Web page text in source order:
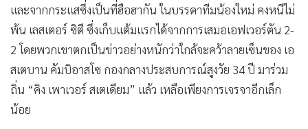
• Motoring
• เกม
• วิทยาศาสตร์
• SMEs
• หุ้น
และจากกระแสซึ่งเป็นที่ฮือฮากัน ในบรรดาทีมน้องใหม่ คงหนีไม่
พ้น เลสเตอร์ ซิตี ซึ่งเก็บแต้มแรกได้จากการเสมอเอฟเวอร์ตัน 2-
2 โดยพวกเขาตกเป็นข่าวอย่างหนักว่าใกล้จะคว้าลายเซ็นของ เอ
สเตบาน คัมบิอาสโซ กองกลางประสบการณ์สูงวัย 34 ปี มาร่วม
ถิ่น “คิง เพาเวอร์ สเตเดียม” แล้ว เหลือเพียงการเจรจาอีกเล็ก
น้อย